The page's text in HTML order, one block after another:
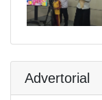
Advertorial